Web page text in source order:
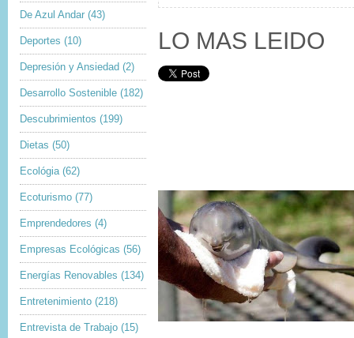
De Azul Andar (43)
Deportes (10)
Depresión y Ansiedad (2)
Desarrollo Sostenible (182)
Descubrimientos (199)
Dietas (50)
Ecológia (62)
Ecoturismo (77)
Emprendedores (4)
Empresas Ecológicas (56)
Energías Renovables (134)
Entretenimiento (218)
Entrevista de Trabajo (15)
LO MAS LEIDO